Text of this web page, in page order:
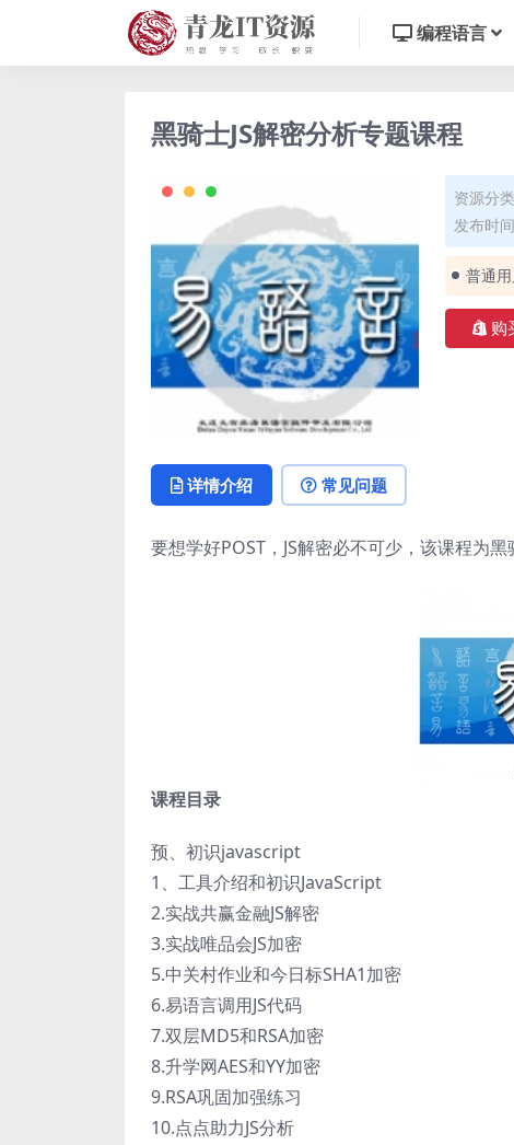
编程语言
黑骑士JS解密分析专题课程
资源分
发布时
普通
购
详情介绍 常见问题
要想学好POST，JS解密必不可少，该课程为黑
课程目录
预、初识javascript
1、工具介绍和初识JavaScript
2.实战共赢金融JS解密
3.实战唯品会JS加密
5.中关村作业和今日标SHA1加密
6.易语言调用JS代码
7.双层MD5和RSA加密
8.升学网AES和YY加密
9.RSA巩固加强练习
10.点点助力JS分析